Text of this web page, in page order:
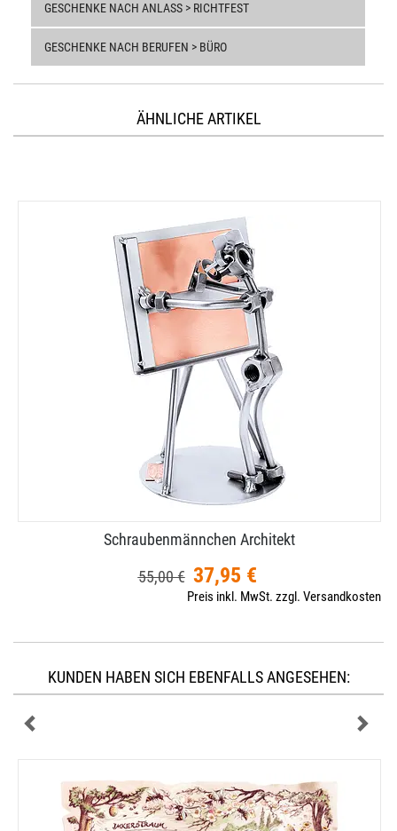
GESCHENKE NACH ANLASS > RICHTFEST
GESCHENKE NACH BERUFEN > BÜRO
ÄHNLICHE ARTIKEL
Schraubenmännchen Architekt
55,00 € 37,95 €
Preis inkl. MwSt. zzgl. Versandkosten
KUNDEN HABEN SICH EBENFALLS ANGESEHEN: